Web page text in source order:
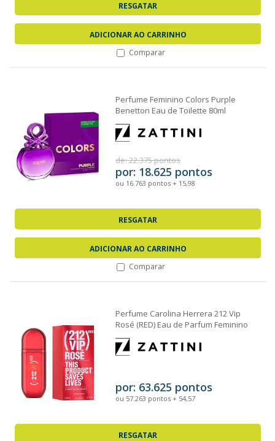
RESGATAR
ADICIONAR AO CARRINHO
Comparar
Perfume Feminino Colors Purple
Benetton Eau de Toilette 80ml
de: 22.375 pontos
por: 18.625 pontos
ou 16.763 pontos + 15,98
RESGATAR
ADICIONAR AO CARRINHO
Comparar
Perfume Carolina Herrera 212 Vip
Rosé (RED) Eau de Parfum Feminino
80ml
por: 63.625 pontos
ou 57.263 pontos + 54,57
RESGATAR